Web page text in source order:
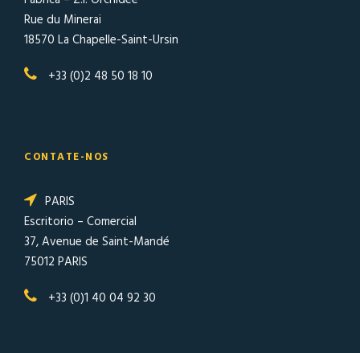
Rue du Minerai
18570 La Chapelle-Saint-Ursin
+33 (0)2 48 50 18 10
CONTATE-NOS
PARIS
Escritorio – Comercial
37, Avenue de Saint-Mandé
75012 PARIS
+33 (0)1 40 04 92 30